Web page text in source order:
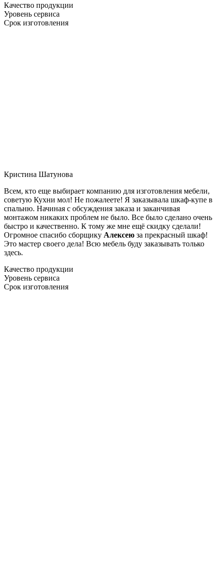
Качество продукции
Уровень сервиса
Срок изготовления
Кристина Шатунова
Всем, кто еще выбирает компанию для изготовления мебели,
советую Кухни мол! Не пожалеете! Я заказывала шкаф-купе в
спальню. Начиная с обсуждения заказа и заканчивая
монтажом никаких проблем не было. Все было сделано очень
быстро и качественно. К тому же мне ещё скидку сделали!
Огромное спасибо сборщику Алексею за прекрасный шкаф!
Это мастер своего дела! Всю мебель буду заказывать только
здесь.
Качество продукции
Уровень сервиса
Срок изготовления